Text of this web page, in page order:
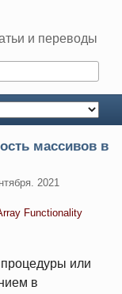
и переводы
массивов в
2021
Functionality
или
в